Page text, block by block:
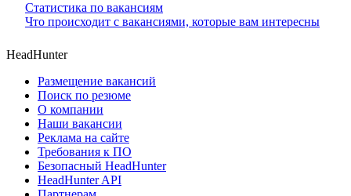
Статистика по вакансиям
Что происходит с вакансиями, которые вам интересны
HeadHunter
Размещение вакансий
Поиск по резюме
О компании
Наши вакансии
Реклама на сайте
Требования к ПО
Безопасный HeadHunter
HeadHunter API